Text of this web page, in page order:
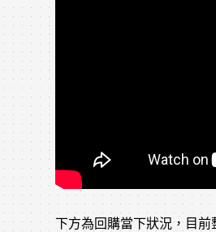
下方為回購當下狀況，目